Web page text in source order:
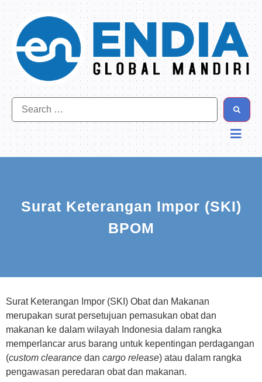
Surat Keterangan Impor (SKI)
BPOM
Surat Keterangan Impor (SKI) Obat dan Makanan
merupakan surat persetujuan pemasukan obat dan
makanan ke dalam wilayah Indonesia dalam rangka
memperlancar arus barang untuk kepentingan perdagangan
(custom clearance dan cargo release) atau dalam rangka
pengawasan peredaran obat dan makanan.